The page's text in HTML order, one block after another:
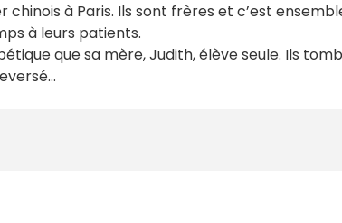
à Paris. Ils sont frères et c’est
à leurs patients.
que sa mère, Judith, élève seule. Ils